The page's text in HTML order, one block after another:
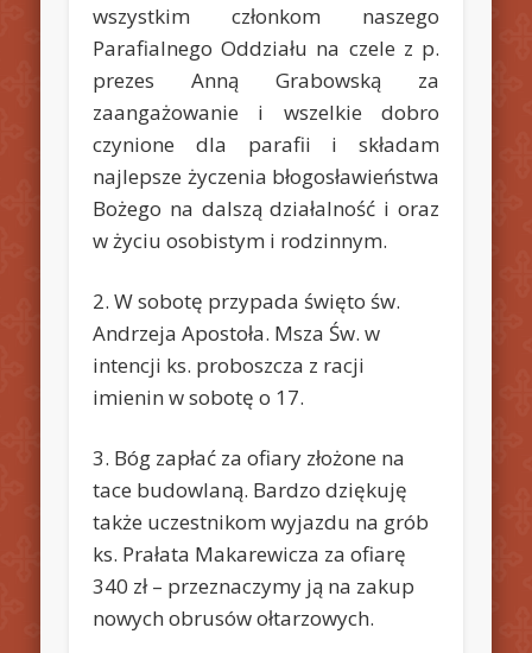
wszystkim członkom naszego
Parafialnego Oddziału na czele z p.
prezes Anną Grabowską za
zaangażowanie i wszelkie dobro
czynione dla parafii i składam
najlepsze życzenia błogosławieństwa
Bożego na dalszą działalność i oraz
w życiu osobistym i rodzinnym.
2. W sobotę przypada święto św.
Andrzeja Apostoła. Msza Św. w
intencji ks. proboszcza z racji
imienin w sobotę o 17.
3. Bóg zapłać za ofiary złożone na
tace budowlaną. Bardzo dziękuję
także uczestnikom wyjazdu na grób
ks. Prałata Makarewicza za ofiarę
340 zł – przeznaczymy ją na zakup
nowych obrusów ołtarzowych.